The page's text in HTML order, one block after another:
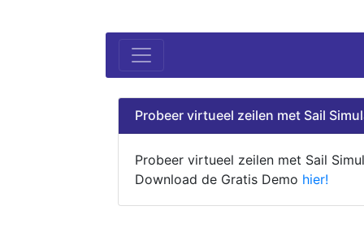
Probeer virtueel zeilen met Sail
Probeer virtueel zeilen met Sail
Download de Gratis Demo hier!